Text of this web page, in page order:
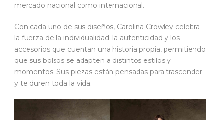
mercado nacional como internacional.
Con cada uno de sus diseños, Carolina Crowley celebra
la fuerza de la individualidad, la autenticidad y los
accesorios que cuentan una historia propia, permitiendo
que sus bolsos se adapten a distintos estilos y
momentos. Sus piezas están pensadas para trascender
y te duren toda la vida.